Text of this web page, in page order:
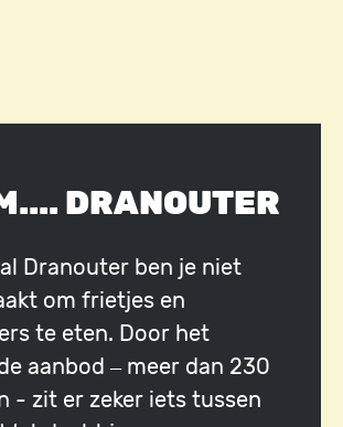
DRANOUTER
Dranouter ben je niet
om frietjes en
te eten. Door het
aanbod – meer dan 230
- zit er zeker iets tussen